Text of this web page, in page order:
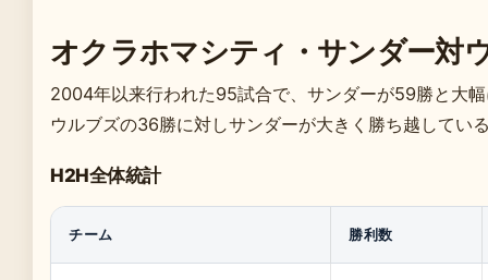
オクラホマシティ・サンダー対
2004年以来行われた95試合で、サンダーが59勝と大
ウルブズの36勝に対しサンダーが大きく勝ち越してい
H2H全体統計
チーム 勝利数